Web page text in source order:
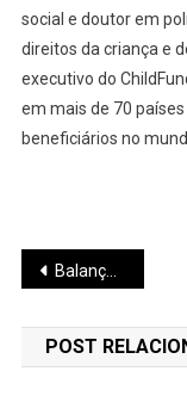
social e doutor em
direitos da criança e
executivo do
em mais de 70
beneficiários no
Navegação
de
Post
Balança de Uberlândia tem recorde histórico
POST